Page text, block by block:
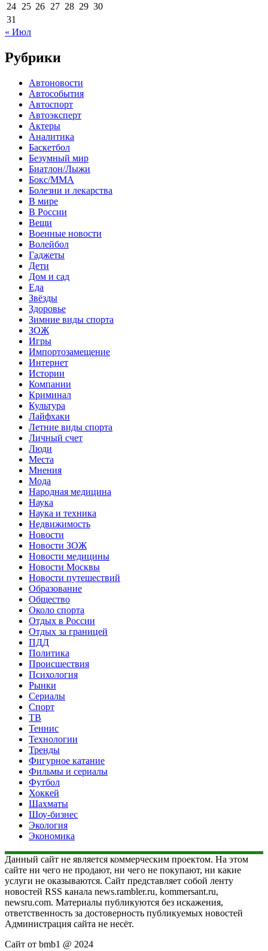
24 25 26 27 28 29 30
31
« Июл
Рубрики
Автоновости
Автособытия
Автоспорт
Автоэксперт
Актеры
Аналитика
Баскетбол
Безумный мир
Биатлон/Лыжи
Бокс/MMA
Болезни и лекарства
В мире
В России
Вещи
Военные новости
Волейбол
Гаджеты
Дети
Дом и сад
Еда
Звёзды
Здоровье
Зимние виды спорта
ЗОЖ
Игры
Импортозамещение
Интернет
Истории
Компании
Криминал
Культура
Лайфхаки
Летние виды спорта
Личный счет
Люди
Места
Мнения
Мода
Народная медицина
Наука
Наука и техника
Недвижимость
Новости
Новости ЗОЖ
Новости медицины
Новости Москвы
Новости путешествий
Образование
Общество
Около спорта
Отдых в России
Отдых за границей
ПДД
Политика
Происшествия
Психология
Рынки
Сериалы
Спорт
ТВ
Теннис
Технологии
Тренды
Фигурное катание
Фильмы и сериалы
Футбол
Хоккей
Шахматы
Шоу-бизнес
Экология
Экономика
Данный сайт не является коммерческим проектом. На этом
сайте ни чего не продают, ни чего не покупают, ни какие
услуги не оказываются. Сайт представляет собой ленту
новостей RSS канала news.rambler.ru, kommersant.ru,
newsru.com. Материалы публикуются без искажения,
ответственность за достоверность публикуемых новостей
Администрация сайта не несёт.
Сайт от bmb1 @ 2024